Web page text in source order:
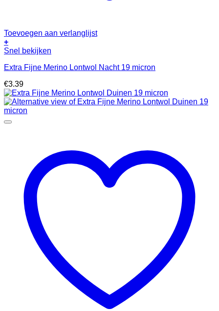
Toevoegen aan verlanglijst
+
Snel bekijken
Extra Fijne Merino Lontwol Nacht 19 micron
€3.39